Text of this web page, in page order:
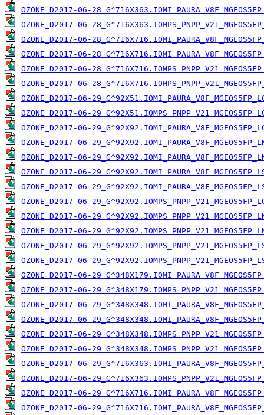
OZONE_D2017-06-
OZONE_D2017-06-
OZONE_D2017-06-
OZONE_D2017-06-
OZONE_D2017-06-
OZONE_D2017-06-
OZONE_D2017-06-
OZONE_D2017-06-
OZONE_D2017-06-
OZONE_D2017-06-
OZONE_D2017-06-
OZONE_D2017-06-
OZONE_D2017-06-
OZONE_D2017-06-
OZONE_D2017-06-
OZONE_D2017-06-
OZONE_D2017-06-
OZONE_D2017-06-
OZONE_D2017-06-
OZONE_D2017-06-
OZONE_D2017-06-
OZONE_D2017-06-
OZONE_D2017-06-
OZONE_D2017-06-
OZONE_D2017-06-
OZONE_D2017-06-
OZONE_D2017-06-
OZONE_D2017-06-